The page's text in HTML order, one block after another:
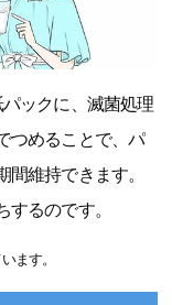
ックに、滅菌処理
つめることで、パ
維持できます。
るのです。
ます。